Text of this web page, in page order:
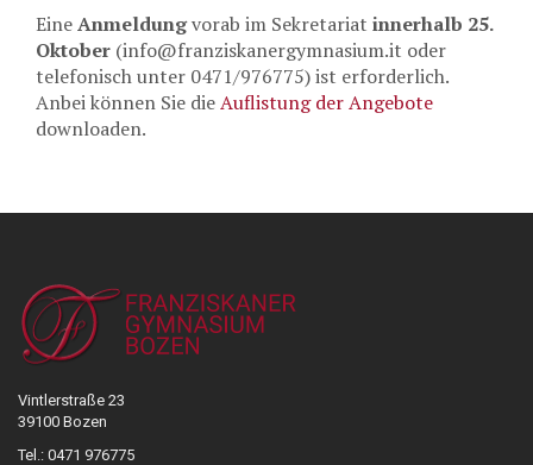
EineAnmeldungvorab im Sekretariat innerhalb 25.
Oktober (info@franziskanergymnasium.it oder
telefonisch unter 0471/976775) ist erforderlich.
Anbei können Sie dieAuflistung der Angebote
downloaden.
Vintlerstraße 23
39100 Bozen
Tel.: 0471 976775